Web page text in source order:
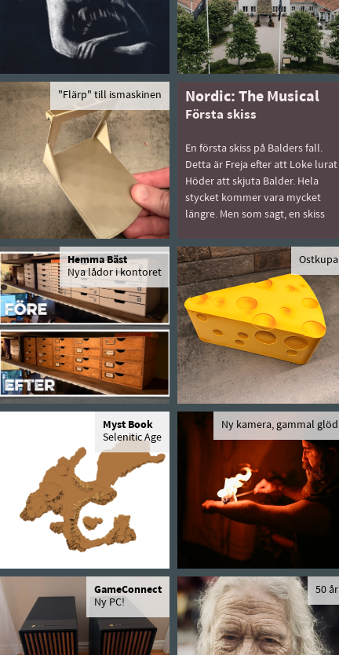
"Flärp" till ismaskinen Nordic: The Musical
Första skiss
En första skiss på Balders fall.
Detta är Freja efter att Loke lurat
Höder att skjuta Balder. Hela
stycket kommer vara mycket
längre. Men som sagt, en skiss
Hemma Bäst
Nya lådor i kontoret
Ostkupa
Myst Book
Selenitic Age
Ny kamera, gammal glöd
GameConnect
Ny PC!
50 år